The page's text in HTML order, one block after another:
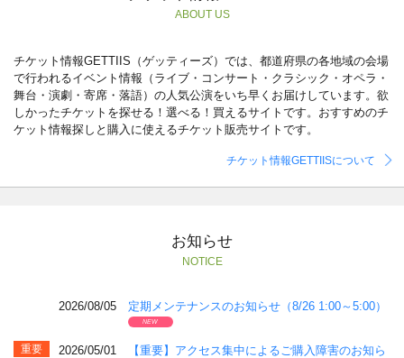
ABOUT US
チケット情報GETTIIS（ゲッティーズ）では、都道府県の各地域の会場
で行われるイベント情報（ライブ・コンサート・クラシック・オペラ・
舞台・演劇・寄席・落語）の人気公演をいち早くお届けしています。欲
しかったチケットを探せる！選べる！買えるサイトです。おすすめのチ
ケット情報探しと購入に使えるチケット販売サイトです。
チケット情報GETTIISについて
お知らせ
NOTICE
2026/08/05 定期メンテナンスのお知らせ（8/26 1:00～5:00）
重要 2026/05/01
【重要】アクセス集中によるご購入障害のお知ら